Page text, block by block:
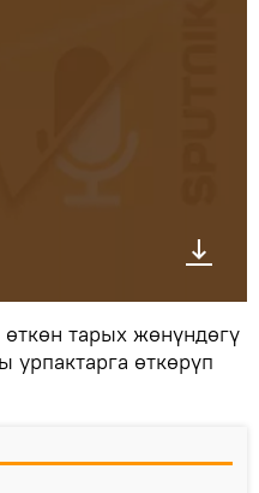
тарых жөнүндөгү
урпактарга өткөрүп